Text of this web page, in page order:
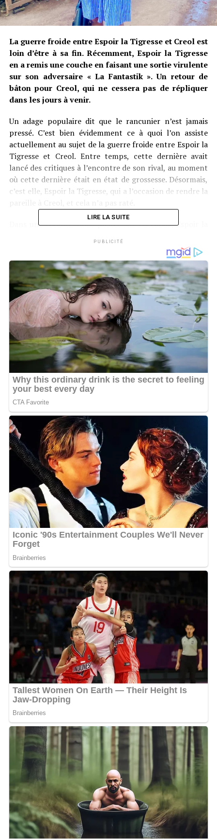
La guerre froide entre Espoir la Tigresse et Creol est
loin d’être à sa fin. Récemment, Espoir la Tigresse
en a remis une couche en faisant une sortie virulente
sur son adversaire « La Fantastik ». Un retour de
bâton pour Creol, qui ne cessera pas de répliquer
dans les jours à venir.
Un adage populaire dit que le rancunier n’est jamais
pressé. C’est bien évidemment ce à quoi l’on assiste
actuellement au sujet de la guerre froide entre Espoir la
Tigresse et Creol. Entre temps, cette dernière avait
lancé des critiques à l’encontre de son rival, au moment
où cette dernière était en état de grossesse. Désormais,
c’est elle, Espoir la Tigresse, qui a l’occasion de rendre la
Dans une récente vidéo postée sur Facebook, Espoir la
Creol, lui demandant si elle sera vraiment de bien
allaiter son enfant. « Quand j’étais enceinte de ma fille
de cinq mois, elle n’a pas hésité à me clasher sur les
réseaux sociaux, sachant bien les dangers que je courais
en étant dans cet état. Aujourd’hui c’est mon tour.
J’espère que tu vas allaiter ton bébé. Parce que tes seins
ne sont plus réels. C’est de la graisse. Concernant tes
fesses, tout le monde sait que tu ne pourras pas faire de
l’eau chaude après accouchement parce que c’est du
plastique. », a-t-elle lâché .
Ces propos, d’une rare virulence, ont immédiatement
embrasé la toile, divisant les internautes entre partisans
et détracteurs des deux stars. Si certains y voient une
vengeance légitime face aux moqueries passées,
beaucoup d’autres condamnent fermement cette sortie,
la jugeant déplacée et gratuite envers une femme
enceinte. La polémique ne cesse d’enfler, transformant
une querelle d’ego en un débat public sur les limites à ne
pas franchir dans le cyber-harcèlement.
Face à cette offensive frontale, le silence de Creol est
perçu par ses fans comme le calme avant la tempête.
Habituée aux joutes verbales et aux répliques cinglantes,
La Fantastik ne devrait pas tarder à briser son mutisme
pour répondre à ces attaques sur sa maternité et son
physique. Une chose est certaine, cet épisode marque un
tournant dans leur rivalité, prouvant que cette guerre
médiatique est devenue plus personnelle et acide que
jamais.
MOTS-CLÉS : UNE
LIRE LA SUITE
PUBLICITÉ